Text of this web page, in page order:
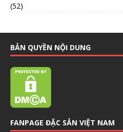
(52)
BẢN QUYỀN NỘI DUNG
FANPAGE ĐẶC SẢN VIỆT NAM